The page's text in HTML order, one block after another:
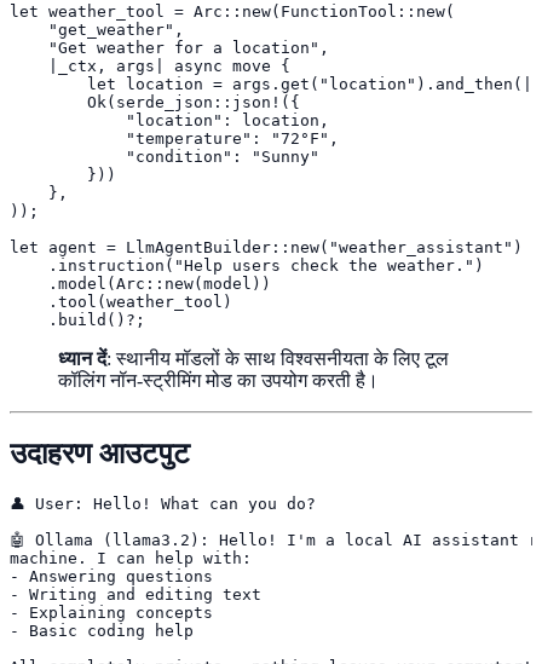
let weather_tool = Arc::new(FunctionTool::new(
    "get_weather",
    "Get weather for a location",
    |_ctx, args| async move {
let location =
        Ok(serde_json::json!({
            "location": location,
            "temperature": "72°F",
            "condition": "Sunny"
        }))
    },
));
let agent = LlmAgentBuilder::new("weather_assistant")
    .instruction("Help users check the weather.")
    .model(Arc::new(model))
    .tool(weather_tool)
    .build()?;
ध्यान दें: स्थानीय मॉडलों के साथ विश्वसनीयता के लिए टूल
कॉलिंग नॉन-स्ट्रीमिंग मोड का उपयोग करती है।
उदाहरण आउटपुट
👤 User: Hello! What can you do?
🤖 Ollama (llama3.2): Hello! I'm a local AI assistant
machine. I can help with:
- Answering questions
- Writing and editing text
- Explaining concepts
- Basic coding help